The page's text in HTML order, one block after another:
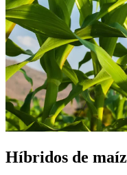
Híbridos de maíz